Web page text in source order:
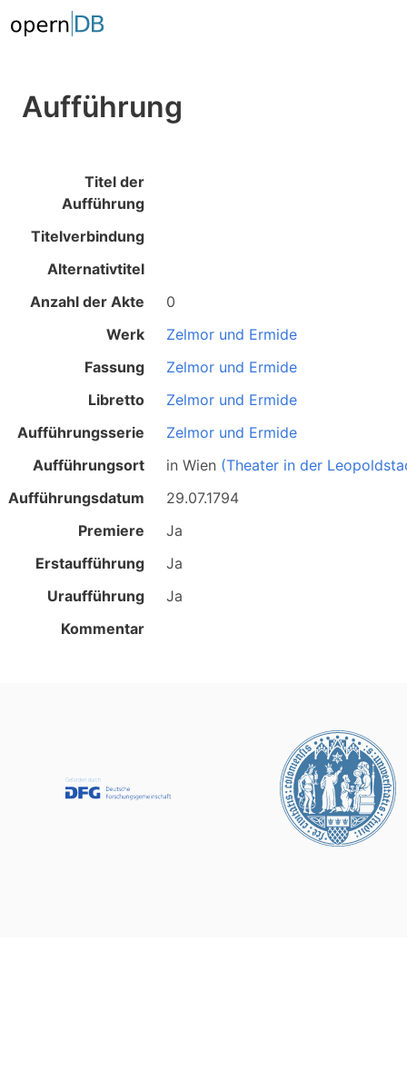
Aufführung
Titel der
Aufführung
Titelverbindung
Alternativtitel
Anzahl der Akte
0
Werk
Zelmor und Ermide
Fassung
Zelmor und Ermide
Libretto
Zelmor und Ermide
Aufführungsserie
Zelmor und Ermide
Aufführungsort
inWien (Theater in der
Aufführungsdatum
29.07.1794
Premiere
Ja
Erstaufführung
Ja
Uraufführung
Ja
Kommentar